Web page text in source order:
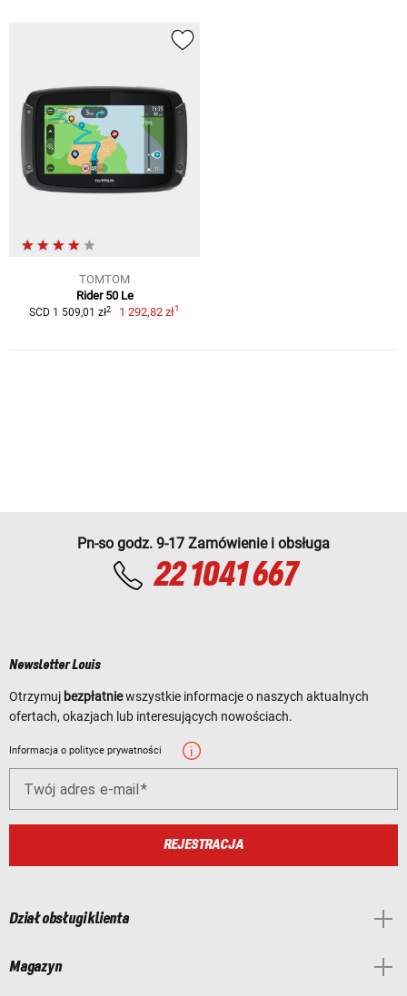
TOMTOM
Rider 50 Le
SCD 1 509,01 zł2 1 292,82 zł1
Pn-so godz. 9-17 Zamówienie i obsługa
22 1041 667
Newsletter Louis
Otrzymuj bezpłatniewszystkie informacje o naszych aktualnych
ofertach, okazjach lub interesujących nowościach.
Informacja o polityce prywatności
Twój adres e-mail
REJESTRACJA
Dział obsługi klienta
Magazyn